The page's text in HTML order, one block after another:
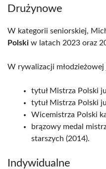
Drużynowe
W kategorii seniorskiej,
Polski w latach 2023 oraz
W rywalizacji młodzieżowej
tytuł Mistrza Polski
tytuł Mistrza Polski
Wicemistrza Polski
brązowy medal
starszych (2014).
Indywidualne